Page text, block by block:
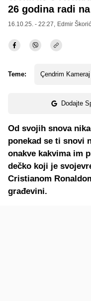
26 godina radi
16.10.25. - 22:27, Edmir Škorić
Teme: Çendrim Kameraj
Dodajte
Od svojih snova
ponekad se ti snovi
onakve kakvima im
dečko koji je
Cristianom
građevini.